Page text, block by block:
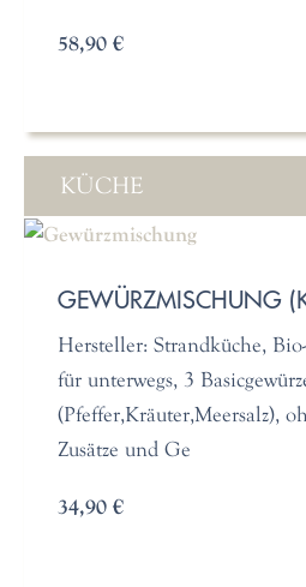
58,90 €
KÜCHE
GEWÜRZMISCHUNG
Hersteller: Strandküche,
für unterwegs, 3
(Pfeffer,Kräuter,Meersalz),
Zusätze und Ge
34,90 €